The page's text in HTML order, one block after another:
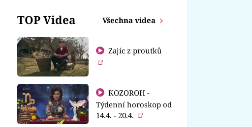
TOP Videa Všechna videa
Zajíc z proutků
KOZOROH -
Týdenní horoskop od
14.4. - 20.4.